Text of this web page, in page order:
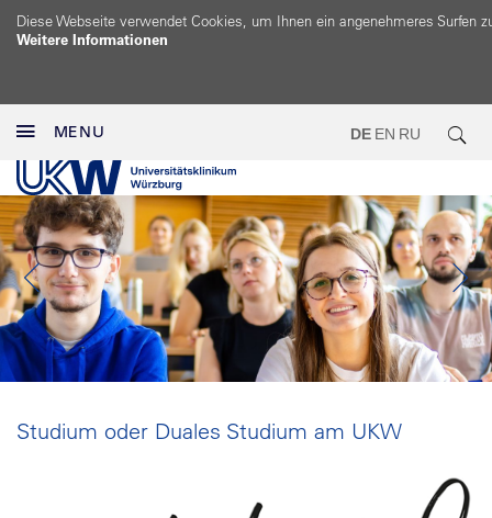
Diese Webseite verwendet Cookies, um Ihnen ein angenehmeres Surfen
Weitere Informationen
MENU DE EN RU
Studium oder Duales Studium am UKW